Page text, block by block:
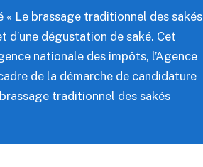
« Le brassage traditionnel des sakés
d’une dégustation de saké. Cet
nationale des impôts, l’Agence
de la démarche de candidature
traditionnel des sakés